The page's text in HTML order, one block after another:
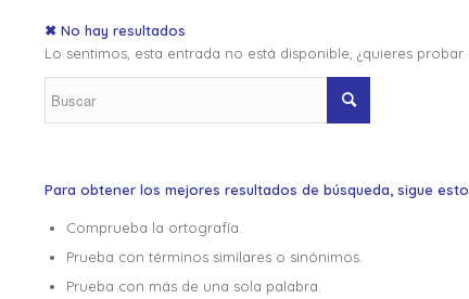
✖ No hay resultados
Lo sentimos, esta entrada no está disponible, ¿quieres
Para obtener los mejores resultados de búsqueda, sigue
Comprueba la ortografía.
Prueba con términos similares o sinónimos.
Prueba con más de una sola palabra.